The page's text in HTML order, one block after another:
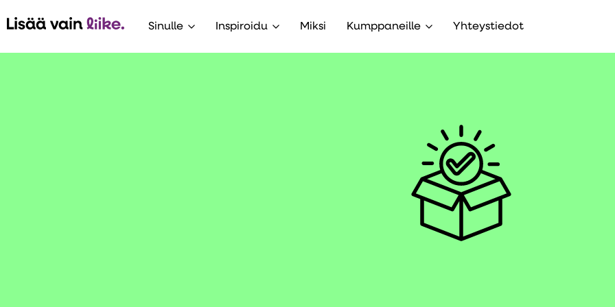
Sinulle
Avaa alavalikko
Inspiroidu
Avaa alavalikko
Miksi Kumppaneille
Avaa alavalikko
Yhteystiedot